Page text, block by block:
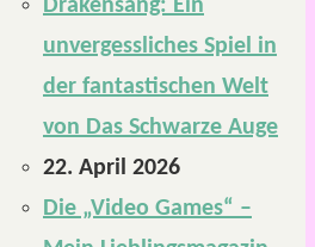
Drakensang: Ein
unvergessliches Spiel in
der fantastischen Welt
von Das Schwarze Auge
22. April 2026
Die „Video Games“ –